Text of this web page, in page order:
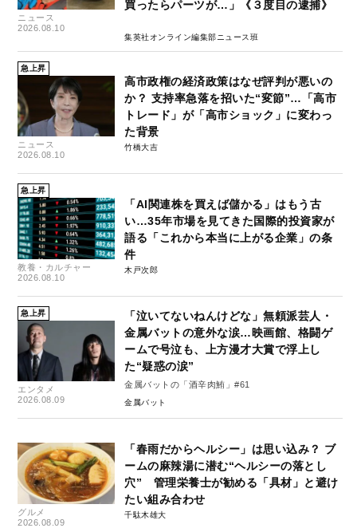
ニュース
2026.08.10
買ったらパーツが…」《３度目の逮捕》
集英社オンライン編集部ニュース班
急上昇
ニュース
2026.08.10
高市政権の経済政策はなぜ評判が悪いの
か？ 支持率急落を招いた“変節”…「高市
トレード」が「高市ショック」に変わっ
た背景
竹橋大吉
急上昇
教養・カルチャー
2026.08.10
「AI関連株を買えば儲かる」はもう古
い…35年市場を見てきた国際的投資家が
語る「これから本当に上がる企業」の条
件
木戸次郎
急上昇
エンタメ
2026.08.09
「泣いてないねんけどな」無頼派芸人・
金属バットの意外な涙…映画館、格闘ゲ
ームで号泣も、上方漫才大賞で浮上し
た“疑惑の涙”
金属バットの「酒辛肉鮪」#61
金属バット
グルメ
2026.08.09
「春雨だからヘルシー」は思い込み？ ブ
ームの麻辣湯に潜む“ヘルシーの落とし
穴” 管理栄養士が勧める「具材」と避け
たい組み合わせ
千駄木雄大